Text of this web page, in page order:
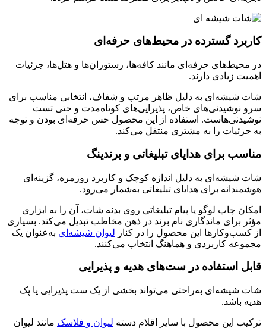
کاربرد گسترده در محیط‌های حرفه‌ای
در محیط‌های حرفه‌ای مانند کافه‌ها، رستوران‌ها و هتل‌ها، جزئیات
اهمیت زیادی دارند.
شات شیشه‌ای به دلیل ظاهر مرتب و شفاف، انتخابی مناسب برای
سرو نوشیدنی‌های خاص، پذیرایی‌های کوتاه‌مدت و حتی تست
نوشیدنی‌هاست. استفاده از این محصول حس حرفه‌ای بودن و توجه
به جزئیات را به مشتری منتقل می‌کند.
مناسب برای هدایای تبلیغاتی و برندینگ
شات شیشه‌ای به دلیل اندازه کوچک و کاربرد روزمره، گزینه‌ای
هوشمندانه برای هدایای تبلیغاتی به‌شمار می‌رود.
امکان چاپ لوگو یا پیام تبلیغاتی روی بدنه شات، آن را به ابزاری
مؤثر برای ماندگاری نام برند در ذهن مخاطب تبدیل می‌کند. بسیاری
از کسب‌وکارها این محصول را در کنار لیوان شیشه‌ای به‌عنوان یک
مجموعه کاربردی و هماهنگ انتخاب می‌کنند.
قابل استفاده در ست‌های هدیه و پذیرایی
شات شیشه‌ای به‌راحتی می‌تواند بخشی از یک ست پذیرایی یا پک
هدیه باشد.
ترکیب این محصول با سایر اقلام دسته لیوان و فلاسک مانند لیوان